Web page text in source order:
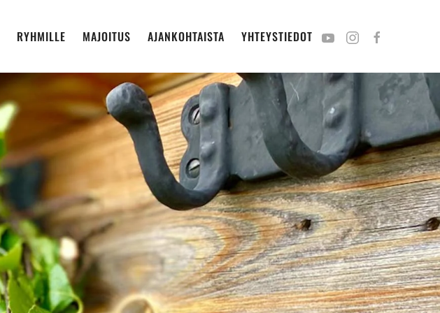
RYHMILLE MAJOITUS AJANKOHTAISTA YHTEYSTIEDOT